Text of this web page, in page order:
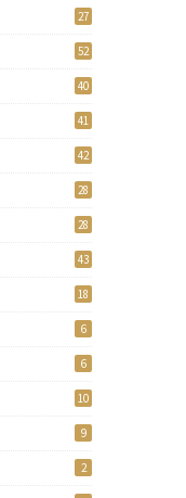
27
52
40
41
42
28
28
43
18
6
6
10
9
2